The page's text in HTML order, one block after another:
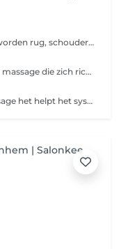
Tijdens deze ontspannende massage worden rug, schouder en nek gemasseerd om eventuele klachten te verlichten en om tot rust te komen.
Traditioneel Thaise massage, het is een massage die zich richt op diepe ontspanning van speren en weefsels. Voornamelijk ook wordt met bewerkt kniëen en ellebogen gebruikt voor massage spierpijn te verlichten na de massage voel je je op ontspannen.
Olie massage is een ontspanning massage het helpt het systeem beter te circuleren. De massagetherapeut zal zijn handen gebruiken om de persoon te helpen zich volledig ontspannen te voelen.